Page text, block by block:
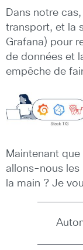
Dans notre
transport, et la
Grafana) pour
de données et
empêche de
Maintenant
allons-nous les
la main ? Je